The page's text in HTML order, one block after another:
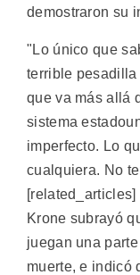
demostraron su
"Lo único que
terrible pesadilla
que va más allá
sistema
imperfecto. Lo
cualquiera. No
[related_articles]
Krone subrayó
juegan una
muerte, e indicó